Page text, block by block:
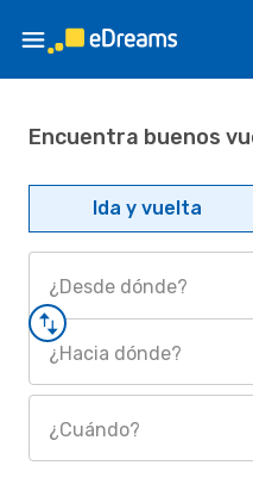
Encuentra buenos
Ida y vuelta
¿Desde dónde?
¿Hacia dónde?
¿Cuándo?